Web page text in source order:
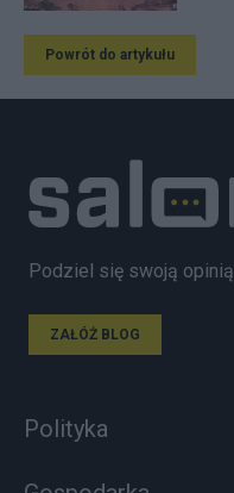
Powrót do artykułu
Podziel się swoją opinią
ZAŁÓŻ BLOG
Polityka